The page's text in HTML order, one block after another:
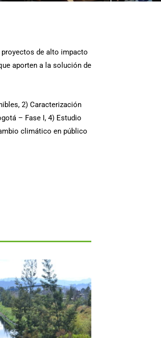
de alto impacto
aporten a la solución de
2) Caracterización
– Fase I, 4) Estudio
climático en público